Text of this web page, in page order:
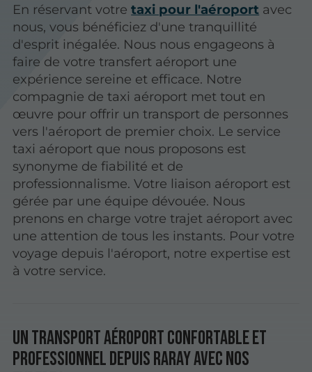
En réservant votretaxi pour l'aéroport avec
nous, vous bénéficiez d'une tranquillité
d'esprit inégalée. Nous nous engageons à
faire de votre transfert aéroport une
expérience sereine et efficace. Notre
compagnie de taxi aéroport met tout en
œuvre pour offrir un transport de personnes
vers l'aéroport de premier choix. Le service
taxi aéroport que nous proposons est
synonyme de fiabilité et de
professionnalisme. Votre liaison aéroport est
gérée par une équipe dévouée. Nous
prenons en charge votre trajet aéroport avec
une attention de tous les instants. Pour votre
voyage depuis l'aéroport, notre expertise est
à votre service.
Un transport aéroport confortable et
professionnel depuis Raray avec nos